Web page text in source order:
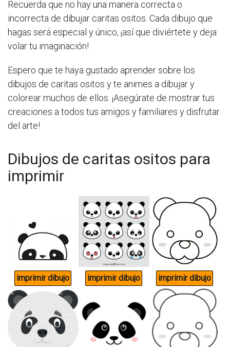
Recuerda que no hay una manera correcta o
incorrecta de dibujar caritas ositos. Cada dibujo que
hagas será especial y único, ¡así que diviértete y deja
volar tu imaginación!
Espero que te haya gustado aprender sobre los
dibujos de caritas ositos y te animes a dibujar y
colorear muchos de ellos. ¡Asegúrate de mostrar tus
creaciones a todos tus amigos y familiares y disfrutar
del arte!
Dibujos de caritas ositos para
imprimir